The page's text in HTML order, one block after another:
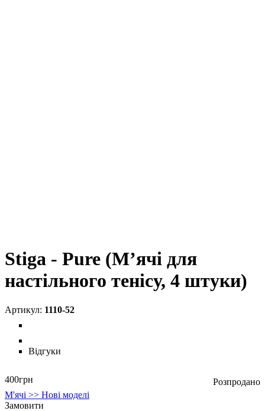
Stiga - Pure (М’ячі для
настільного тенісу, 4 штуки)
1110-52
Відгуки
400грн
М'ячі >> Нові моделі
Замовити